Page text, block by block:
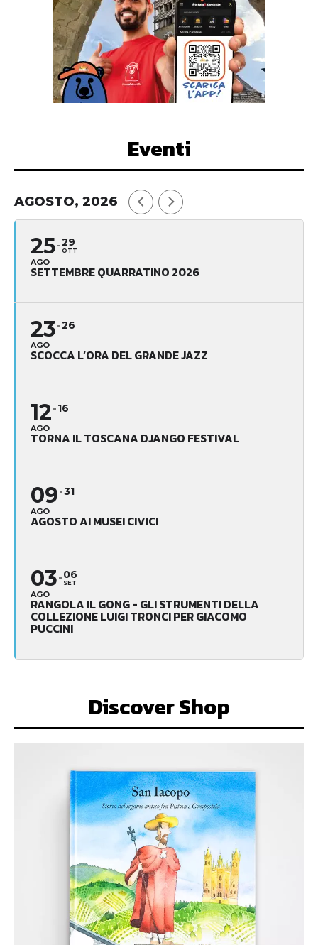
Eventi
AGOSTO, 2026
25
AGO
29
OTT
SETTEMBRE QUARRATINO 2026
23
AGO
26
SCOCCA L’ORA DEL GRANDE JAZZ
12
AGO
16
TORNA IL TOSCANA DJANGO FESTIVAL
09
AGO
31
AGOSTO AI MUSEI CIVICI
03
AGO
06
SET
RANGOLA IL GONG - GLI STRUMENTI DELLA
COLLEZIONE LUIGI TRONCI PER GIACOMO
PUCCINI
Discover Shop